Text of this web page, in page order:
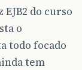
do curso
o
todo focado
tem